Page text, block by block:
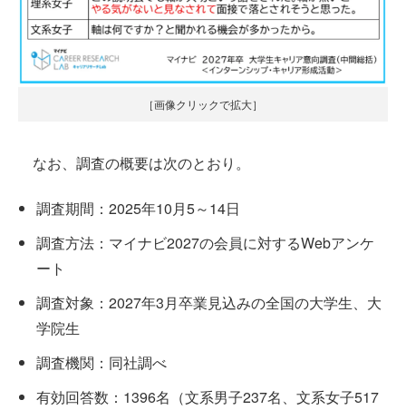
［画像クリックで拡大］
なお、調査の概要は次のとおり。
調査期間：2025年10月5～14日
調査方法：マイナビ2027の会員に対するWebアンケ
ート
調査対象：2027年3月卒業見込みの全国の大学生、大
学院生
調査機関：同社調べ
有効回答数：1396名（文系男子237名、文系女子517